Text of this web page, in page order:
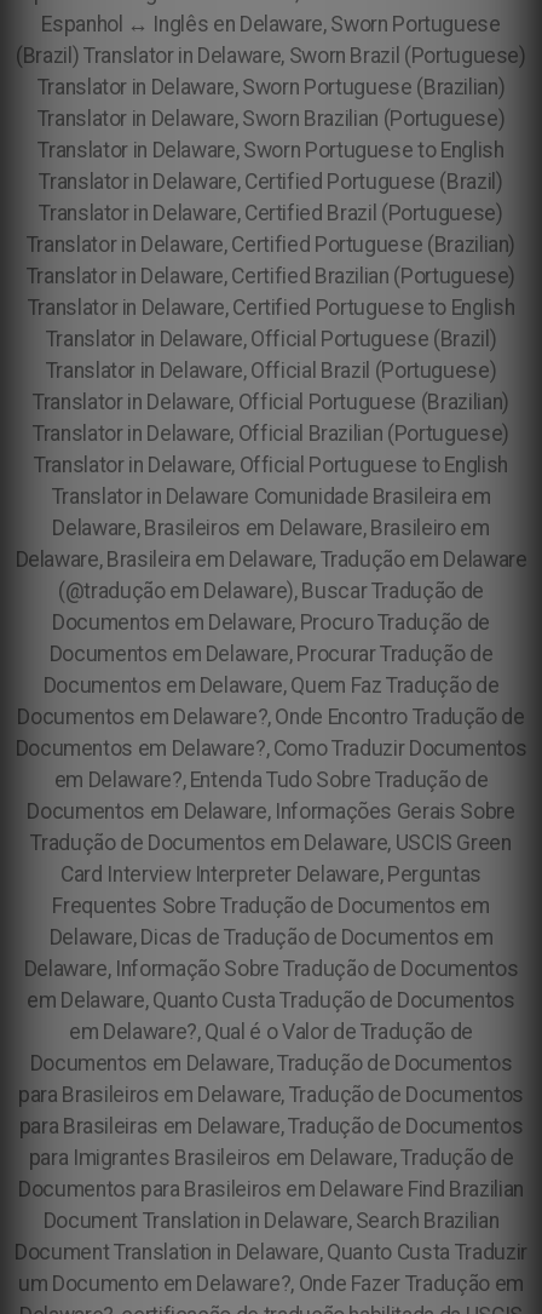
Espanhol ↔ Inglês en Delaware, Sworn Portuguese
(Brazil) Translator in Delaware, Sworn Brazil (Portuguese)
Translator in Delaware, Sworn Portuguese (Brazilian)
Translator in Delaware, Sworn Brazilian (Portuguese)
Translator in Delaware, Sworn Portuguese to English
Translator in Delaware, Certified Portuguese (Brazil)
Translator in Delaware, Certified Brazil (Portuguese)
Translator in Delaware, Certified Portuguese (Brazilian)
Translator in Delaware, Certified Brazilian (Portuguese)
Translator in Delaware, Certified Portuguese to English
Translator in Delaware, Official Portuguese (Brazil)
Translator in Delaware, Official Brazil (Portuguese)
Translator in Delaware, Official Portuguese (Brazilian)
Translator in Delaware, Official Brazilian (Portuguese)
Translator in Delaware, Official Portuguese to English
Translator in Delaware Comunidade Brasileira em
Delaware, Brasileiros em Delaware, Brasileiro em
Delaware, Brasileira em Delaware, Tradução em Delaware
(@tradução em Delaware), Buscar Tradução de
Documentos em Delaware, Procuro Tradução de
Documentos em Delaware, Procurar Tradução de
Documentos em Delaware, Quem Faz Tradução de
Documentos em Delaware?, Onde Encontro Tradução de
Documentos em Delaware?, Como Traduzir Documentos
em Delaware?, Entenda Tudo Sobre Tradução de
Documentos em Delaware, Informações Gerais Sobre
Tradução de Documentos em Delaware, USCIS Green
Card Interview Interpreter Delaware, Perguntas
Frequentes Sobre Tradução de Documentos em
Delaware, Dicas de Tradução de Documentos em
Delaware, Informação Sobre Tradução de Documentos
em Delaware, Quanto Custa Tradução de Documentos
em Delaware?, Qual é o Valor de Tradução de
Documentos em Delaware, Tradução de Documentos
para Brasileiros em Delaware, Tradução de Documentos
para Brasileiras em Delaware, Tradução de Documentos
para Imigrantes Brasileiros em Delaware, Tradução de
Documentos para Brasileiros em Delaware Find Brazilian
Document Translation in Delaware, Search Brazilian
Document Translation in Delaware, Quanto Custa Traduzir
um Documento em Delaware?, Onde Fazer Tradução em